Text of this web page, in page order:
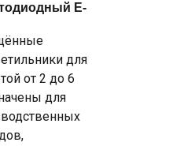
E-
для
от 2 до 6
для